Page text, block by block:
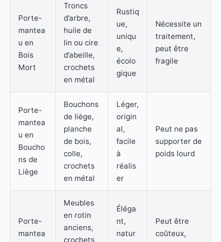
Porte-
mantea
u en
Bois
Mort
Troncs
d’arbre,
huile de
lin ou cire
d’abeille,
crochets
en métal
Rustiq
ue,
uniqu
e,
écolo
gique
Nécessite un
traitement,
peut être
fragile
Porte-
mantea
u en
Boucho
ns de
Liège
Bouchons
de liège,
planche
de bois,
colle,
crochets
en métal
Léger,
origin
al,
facile
à
réalis
er
Peut ne pas
supporter de
poids lourd
Porte-
mantea
Meubles
en rotin
anciens,
crochets
Éléga
nt,
natur
Peut être
coûteux,